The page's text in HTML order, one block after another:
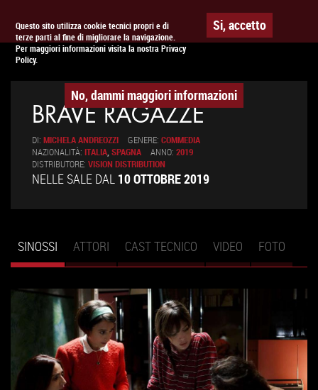
Questo sito utilizza cookie tecnici propri e di
terze parti al fine di migliorare la navigazione.
Per maggiori informazioni visita la nostra Privacy
Policy.
Si, accetto
No, dammi maggiori informazioni
APPUNTAMENTO AL CINEMA
BRAVE RAGAZZE
DI: MICHELA ANDREOZZI GENERE: COMMEDIA
NAZIONALITÀ: ITALIA,SPAGNA ANNO: 2019
DISTRIBUTORE: VISION DISTRIBUTION
NELLE SALE DAL 10 OTTOBRE 2019
Schede primarie
SINOSSI (SCHEDA
ATTIVA)
ATTORI CAST TECNICO VIDEO FOTO